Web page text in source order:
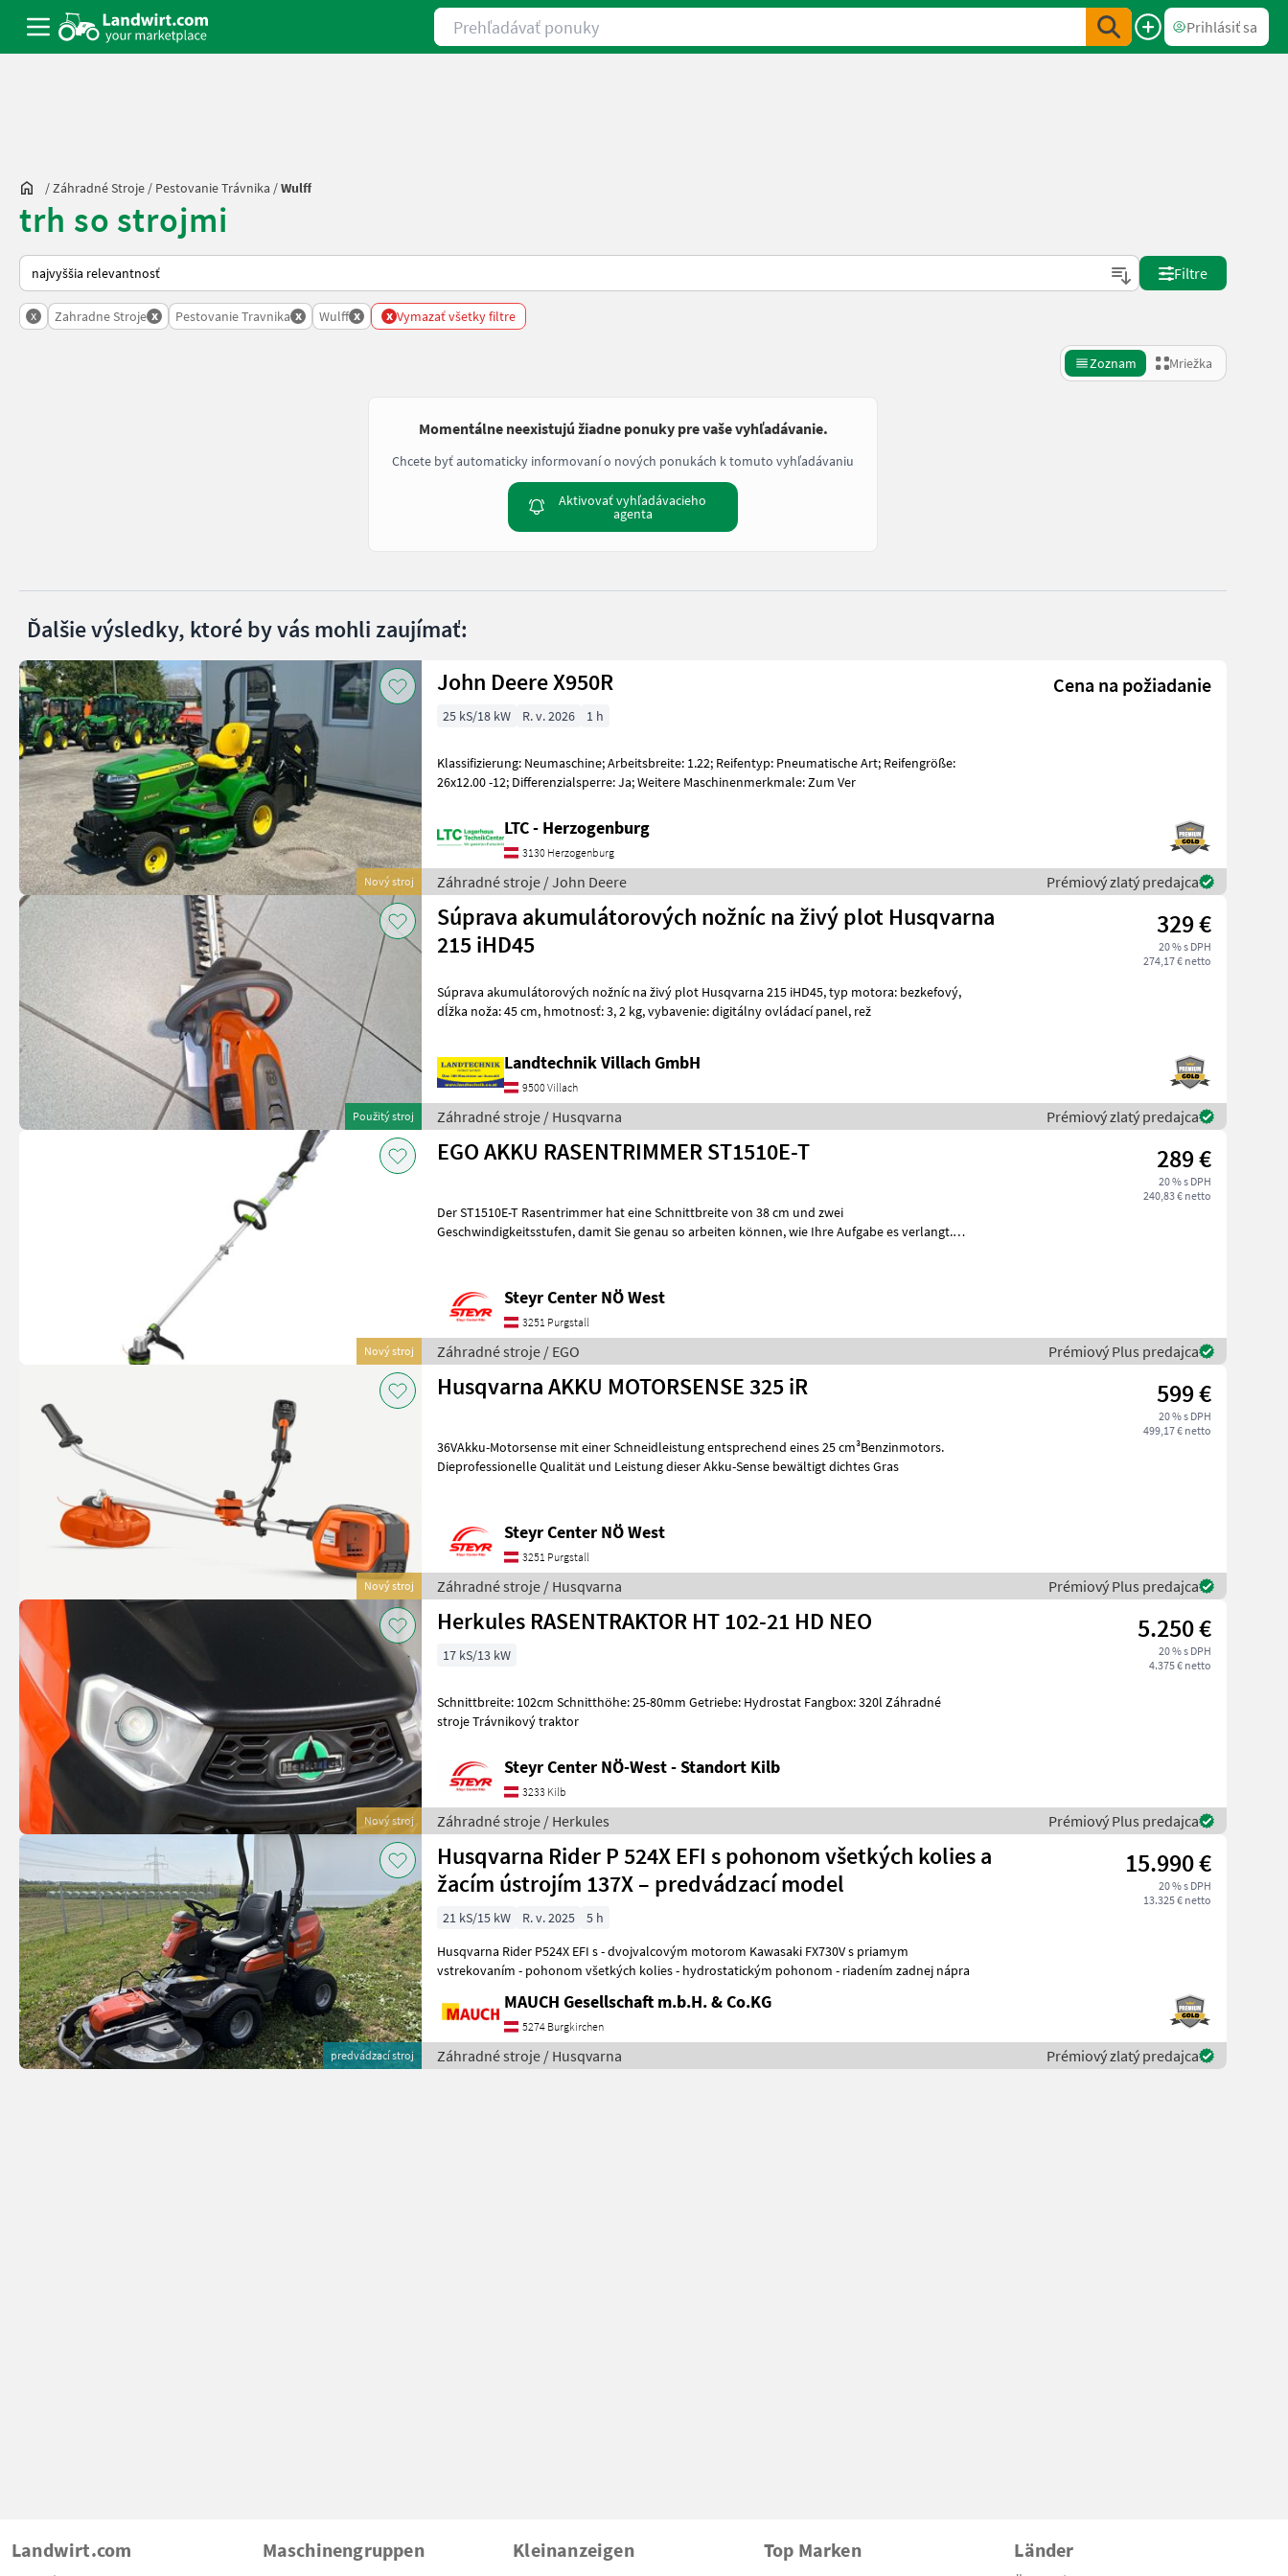
Prehľadávať ponuky
Prihlásiť sa
/Záhradné Stroje / Pestovanie Trávnika /Wulff
trh so strojmi
Takto sa vykonáva triedenie na Landwirt.com
Filtre
x Zahradne Stroje x Pestovanie Travnika x Wulff x x Vymazať všetky filtre
Zoznam Mriežka
Momentálne neexistujú žiadne ponuky pre vaše vyhľadávanie.
Chcete byť automaticky informovaní o nových ponukách k tomuto vyhľadávaniu
Aktivovať vyhľadávacieho
agenta
Ďalšie výsledky, ktoré by vás mohli zaujímať:
Nový stroj
John Deere X950R Cena na požiadanie
25 kS/18 kW R. v. 2026 1 h
Klassifizierung: Neumaschine; Arbeitsbreite: 1.22; Reifentyp: Pneumatische Art; Reifengröße:
26x12.00 -12; Differenzialsperre: Ja; Weitere Maschinenmerkmale: Zum Ver
LTC - Herzogenburg
3130 Herzogenburg
Záhradné stroje / John Deere Prémiový zlatý predajca
Použitý stroj
Súprava akumulátorových nožníc na živý plot Husqvarna
215 iHD45
329 €
20 % s DPH
274,17 € netto
Súprava akumulátorových nožníc na živý plot Husqvarna 215 iHD45, typ motora: bezkefový,
dĺžka noža: 45 cm, hmotnosť: 3, 2 kg, vybavenie: digitálny ovládací panel, rež
Landtechnik Villach GmbH
9500 Villach
Záhradné stroje / Husqvarna Prémiový zlatý predajca
Nový stroj
EGO AKKU RASENTRIMMER ST1510E-T 289 €
20 % s DPH
240,83 € netto
Der ST1510E-T Rasentrimmer hat eine Schnittbreite von 38 cm und zwei
Geschwindigkeitsstufen, damit Sie genau so arbeiten können, wie Ihre Aufgabe es verlangt.
Steyr Center NÖ West
3251 Purgstall
Záhradné stroje / EGO Prémiový Plus predajca
Nový stroj
Husqvarna AKKU MOTORSENSE 325 iR 599 €
20 % s DPH
499,17 € netto
36VAkku-Motorsense mit einer Schneidleistung entsprechend eines 25 cm³Benzinmotors.
Dieprofessionelle Qualität und Leistung dieser Akku-Sense bewältigt dichtes Gras
Steyr Center NÖ West
3251 Purgstall
Záhradné stroje / Husqvarna Prémiový Plus predajca
Nový stroj
Herkules RASENTRAKTOR HT 102-21 HD NEO 5.250 €
20 % s DPH
4.375 € netto
17 kS/13 kW
Schnittbreite: 102cm Schnitthöhe: 25-80mm Getriebe: Hydrostat Fangbox: 320l Záhradné
stroje Trávnikový traktor
Steyr Center NÖ-West - Standort Kilb
3233 Kilb
Záhradné stroje / Herkules Prémiový Plus predajca
predvádzací stroj
Husqvarna Rider P 524X EFI s pohonom všetkých kolies a
žacím ústrojím 137X – predvádzací model
15.990 €
20 % s DPH
13.325 € netto
21 kS/15 kW R. v. 2025
5 h
Husqvarna Rider P524X EFI s - dvojvalcovým motorom Kawasaki FX730V s priamym
vstrekovaním - pohonom všetkých kolies - hydrostatickým pohonom - riadením zadnej nápra
MAUCH Gesellschaft m.b.H. & Co.KG
5274 Burgkirchen
Záhradné stroje / Husqvarna Prémiový zlatý predajca
Landwirt.com Maschinengruppen Kleinanzeigen Top Marken Länder